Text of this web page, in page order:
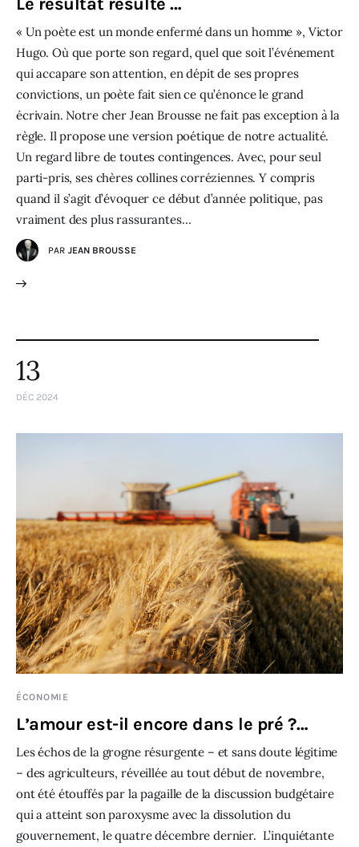
« Un poète est un monde enfermé dans un homme », Victor
Hugo. Où que porte son regard, quel que soit l’événement
qui accapare son attention, en dépit de ses propres
convictions, un poète fait sien ce qu’énonce le grand
écrivain. Notre cher Jean Brousse ne fait pas exception à la
règle. Il propose une version poétique de notre actualité.
Un regard libre de toutes contingences. Avec, pour seul
parti-pris, ses chères collines corréziennes. Y compris
quand il s’agit d’évoquer ce début d’année politique, pas
vraiment des plus rassurantes…
PAR JEAN BROUSSE
13
DÉC 2024
ÉCONOMIE
L’amour est-il encore dans le pré ?…
Les échos de la grogne résurgente – et sans doute légitime
– des agriculteurs, réveillée au tout début de novembre,
ont été étouffés par la pagaille de la discussion budgétaire
qui a atteint son paroxysme avec la dissolution du
gouvernement, le quatre décembre dernier. L’inquiétante